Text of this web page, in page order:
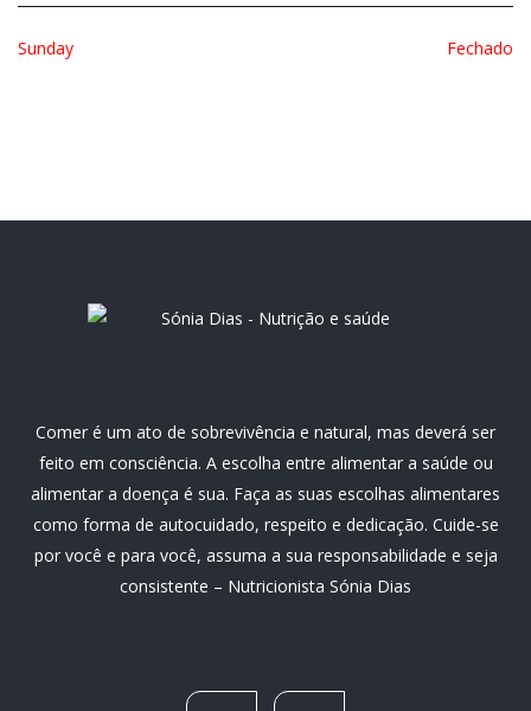
Sunday Fechado
Comer é um ato de sobrevivência e natural, mas deverá ser
feito em consciência. A escolha entre alimentar a saúde ou
alimentar a doença é sua. Faça as suas escolhas alimentares
como forma de autocuidado, respeito e dedicação. Cuide-se
por você e para você, assuma a sua responsabilidade e seja
consistente – Nutricionista Sónia Dias